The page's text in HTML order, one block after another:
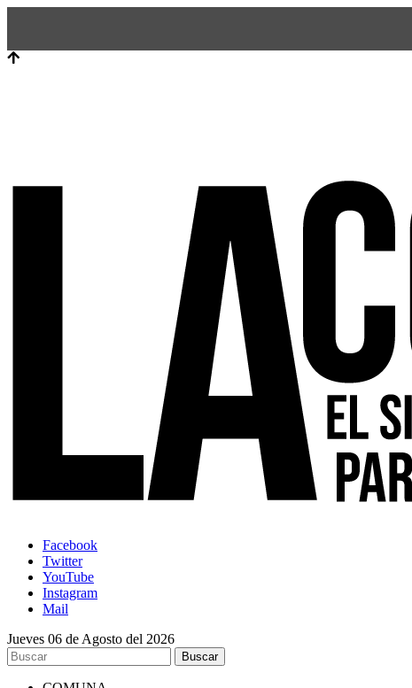
Facebook
Twitter
YouTube
Instagram
Mail
Jueves 06 de Agosto del 2026